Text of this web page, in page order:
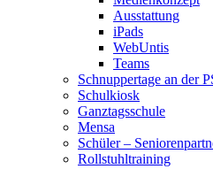
Ausstattung
iPads
WebUntis
Teams
Schnuppertage an der
Schulkiosk
Ganztagsschule
Mensa
Schüler –
Rollstuhltraining